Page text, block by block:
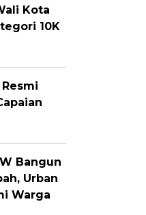
Kota
10K
Resmi
Bangun
Urban
Warga